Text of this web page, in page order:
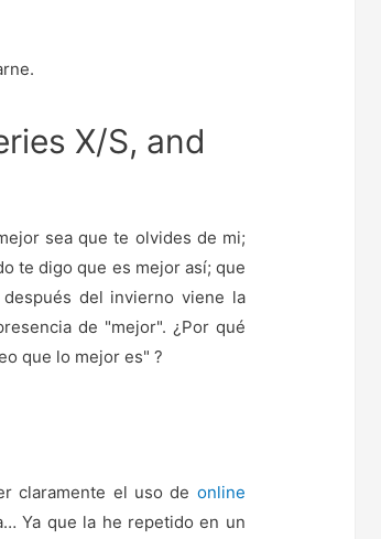
X/S, and
sea que te olvides de mi;
te digo que es mejor así; que
del invierno viene la
de "mejor". ¿Por qué
que lo mejor es" ?
claramente el uso de online
Ya que la he repetido en un